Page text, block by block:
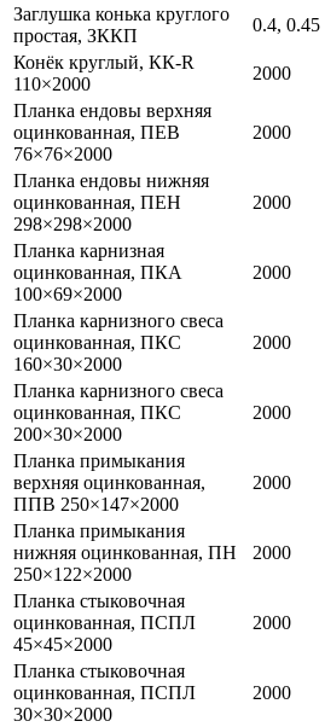
Заглушка конька круглого
простая, ЗККП
0.4, 0.45
Конёк круглый, КК-R
110×2000
2000
Планка ендовы верхняя
оцинкованная, ПЕВ
76×76×2000
2000
Планка ендовы нижняя
оцинкованная, ПЕН
298×298×2000
2000
Планка карнизная
оцинкованная, ПКА
100×69×2000
2000
Планка карнизного свеса
оцинкованная, ПКС
160×30×2000
2000
Планка карнизного свеса
оцинкованная, ПКС
200×30×2000
2000
Планка примыкания
верхняя оцинкованная,
ППВ 250×147×2000
2000
Планка примыкания
нижняя оцинкованная, ПН
250×122×2000
2000
Планка стыковочная
оцинкованная, ПСПЛ
45×45×2000
2000
Планка стыковочная
оцинкованная, ПСПЛ
30×30×2000
2000